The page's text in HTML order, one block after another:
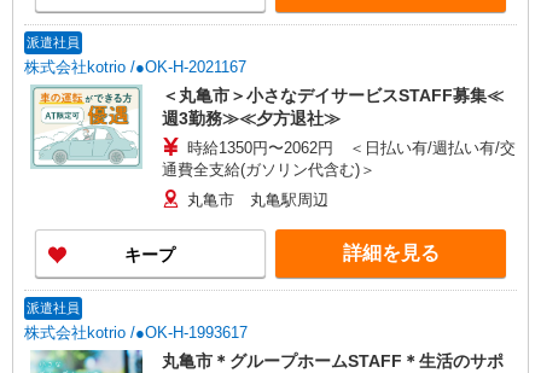
派遣社員
株式会社kotrio /●OK-H-2021167
＜丸亀市＞小さなデイサービスSTAFF募集≪
週3勤務≫≪夕方退社≫
時給1350円〜2062円 ＜日払い有/週払い有/交
通費全支給(ガソリン代含む)＞
丸亀市 丸亀駅周辺
キープ 詳細を見る
派遣社員
株式会社kotrio /●OK-H-1993617
丸亀市＊グループホームSTAFF＊生活のサポ